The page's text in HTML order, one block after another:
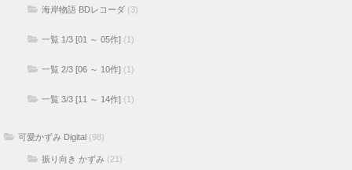
海岸物語 BDレコーダ (3)
一覧 1/3 [01 ～ 05作] (1)
一覧 2/3 [06 ～ 10作] (1)
一覧 3/3 [11 ～ 14作] (1)
可愛かずみ Digital (98)
振り向き かずみ (21)